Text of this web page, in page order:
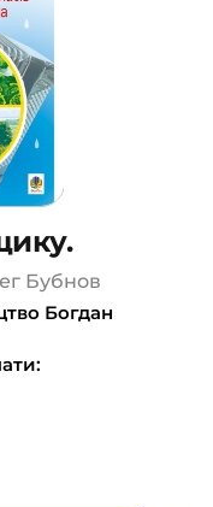
Бубнов
Богдан